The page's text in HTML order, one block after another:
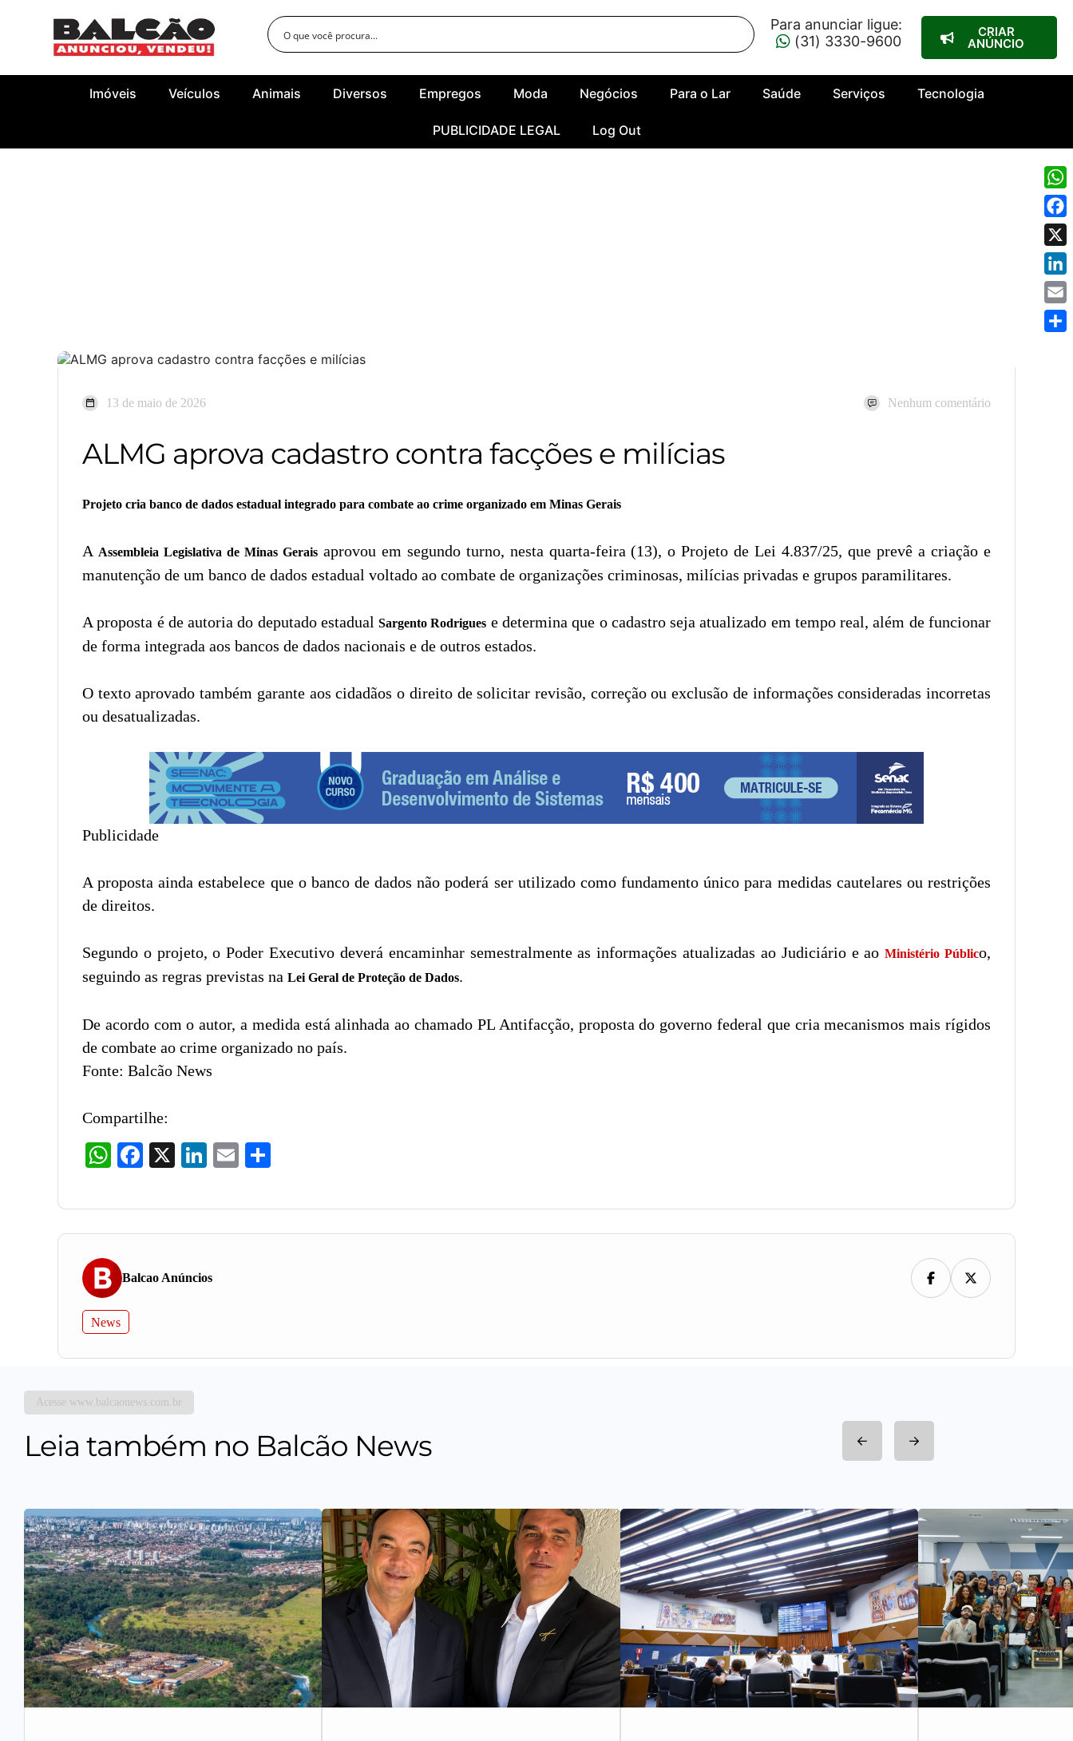
Para anunciar ligue:
(31) 3330-9600
CRIAR
ANÚNCIO
Imóveis Veículos Animais Diversos Empregos Moda Negócios Para o Lar Saúde Serviços Tecnologia
PUBLICIDADE LEGAL Log Out
13 de maio de 2026 Nenhum comentário
ALMG aprova cadastro contra facções e milícias
Projeto cria banco de dados estadual integrado para combate ao crime organizado em Minas Gerais
A Assembleia Legislativa de Minas Geraisaprovou em segundo turno, nesta quarta-feira (13), o Projeto de Lei 4.837/25, que prevê a criação e
manutenção de um banco de dados estadual voltado ao combate de organizações criminosas, milícias privadas e grupos paramilitares.
A proposta é de autoria do deputado estadualSargento Rodrigues e determina que o cadastro seja atualizado em tempo real, além de funcionar
de forma integrada aos bancos de dados nacionais e de outros estados.
O texto aprovado também garante aos cidadãos o direito de solicitar revisão, correção ou exclusão de informações consideradas incorretas
ou desatualizadas.
Publicidade
A proposta ainda estabelece que o banco de dados não poderá ser utilizado como fundamento único para medidas cautelares ou restrições
de direitos.
Segundo o projeto, o Poder Executivo deverá encaminhar semestralmente as informações atualizadas ao Judiciário e aoMinistério Público,
seguindo as regras previstas na Lei Geral de Proteção de Dados.
De acordo com o autor, a medida está alinhada ao chamado PL Antifacção, proposta do governo federal que cria mecanismos mais rígidos
de combate ao crime organizado no país.
Fonte: Balcão News
Compartilhe:
WhatsAppFacebook LinkedInEmail
Balcao Anúncios
News
Acesse www.balcaonews.com.br
Leia também no Balcão News
X